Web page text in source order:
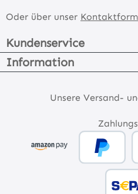
Oder über unser
Kundenservice
Information
Unsere Versand-